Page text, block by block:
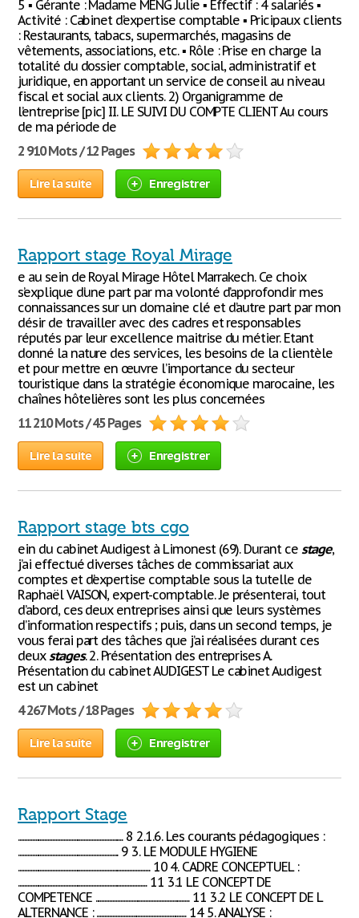
5 ▪ Gérante : Madame MENG Julie ▪ Effectif : 4 salariés ▪
Activité : Cabinet d’expertise comptable ▪ Pricipaux clients
: Restaurants, tabacs, supermarchés, magasins de
vêtements, associations, etc. ▪ Rôle : Prise en charge la
totalité du dossier comptable, social, administratif et
juridique, en apportant un service de conseil au niveau
fiscal et social aux clients. 2) Organigramme de
l’entreprise [pic] II. LE SUIVI DU COMPTE CLIENT Au cours
de ma période de
2 910 Mots / 12 Pages
Lire la suite Enregistrer
Rapport stage Royal Mirage
e au sein de Royal Mirage Hôtel Marrakech. Ce choix
s’explique d’une part par ma volonté d’approfondir mes
connaissances sur un domaine clé et d’autre part par mon
désir de travailler avec des cadres et responsables
réputés par leur excellence maitrise du métier. Etant
donné la nature des services, les besoins de la clientèle
et pour mettre en œuvre l’importance du secteur
touristique dans la stratégie économique marocaine, les
chaînes hôtelières sont les plus concernées
11 210 Mots / 45 Pages
Lire la suite Enregistrer
Rapport stage bts cgo
ein du cabinet Audigest à Limonest (69). Durant ce stage,
j’ai effectué diverses tâches de commissariat aux
comptes et d’expertise comptable sous la tutelle de
Raphaël VAISON, expert-comptable. Je présenterai, tout
d’abord, ces deux entreprises ainsi que leurs systèmes
d’information respectifs ; puis, dans un second temps, je
vous ferai part des tâches que j’ai réalisées durant ces
deuxstages. 2. Présentation des entreprises A.
Présentation du cabinet AUDIGEST Le cabinet Audigest
est un cabinet
4 267 Mots / 18 Pages
Lire la suite Enregistrer
Rapport Stage
................................................................... 8 2.1.6. Les courants pédagogiques :
................................................................ 9 3. LE MODULE HYGIENE
.................................................................................... 10 4. CADRE CONCEPTUEL :
.................................................................................. 11 3.1 LE CONCEPT DE
COMPETENCE ............................................................ 11 3.2 LE CONCEPT DE L
ALTERNANCE : ......................................................... 14 5. ANALYSE :